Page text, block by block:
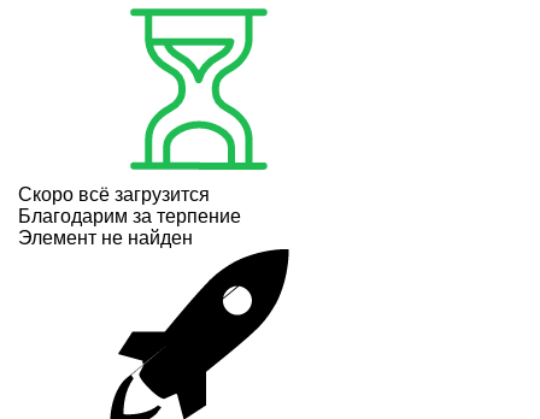
Скоро всё загрузится
Благодарим за терпение
Элемент не найден